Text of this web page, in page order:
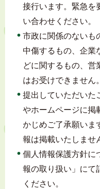
接行います。緊急を
い合わせください。
市政に関係のないも
中傷するもの、企業
どに関するもの、営
はお受けできません。
提出していただいた
やホームページに掲
かじめご了承願いま
報は掲載いたしませ
個人情報保護方針に
報の取り扱い」にて
ください。